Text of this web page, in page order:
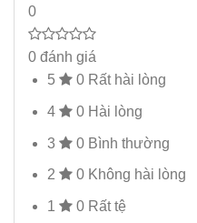
0
0 đánh giá
5
0 Rất hài lòng
4 0 Hài lòng
3 0 Bình thường
2 0 Không hài lòng
1 0 Rất tệ